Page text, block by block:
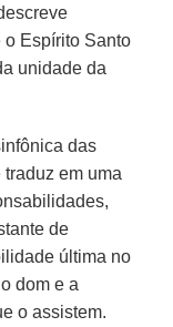
o Espírito Santo
unidade da
das
em uma
de
última no
dom e a
o assistem.